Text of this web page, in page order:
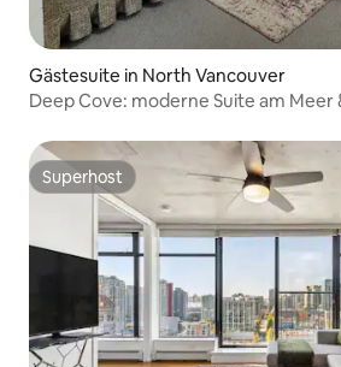
Gästesuite in North Vancouver
Deep Cove: moderne Suite am
Superhost
Superhost